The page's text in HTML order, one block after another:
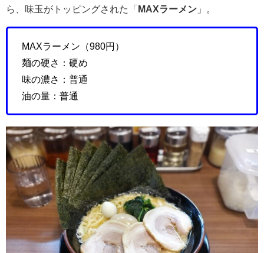
ら、味玉がトッピングされた「MAXラーメン 」。
MAXラーメン（980円）
麺の硬さ：硬め
味の濃さ：普通
油の量：普通